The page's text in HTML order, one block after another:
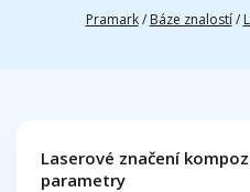
Pramark / Báze znalostí /
Laserové značení
parametry